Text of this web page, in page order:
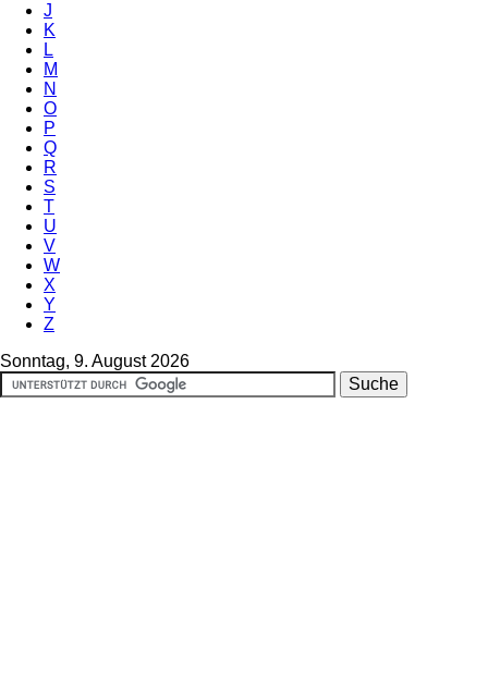
J
K
L
M
N
O
P
Q
R
S
T
U
V
W
X
Y
Z
Sonntag, 9. August 2026